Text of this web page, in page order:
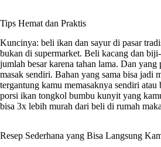
Tips Hemat dan Praktis
Kuncinya: beli ikan dan sayur di pasar
bukan di supermarket. Beli kacang dan
jumlah besar karena tahan lama. Dan yang
masak sendiri. Bahan yang sama bisa jadi
tergantung kamu memasaknya sendiri atau
porsi ikan tongkol bumbu kunyit yang
bisa 3x lebih murah dari beli di rumah
Resep Sederhana yang Bisa Langsung